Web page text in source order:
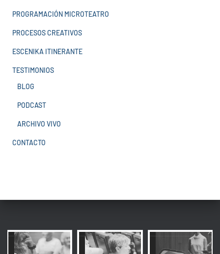
PROGRAMACIÓN MICROTEATRO
PROCESOS CREATIVOS
ESCENIKA ITINERANTE
TESTIMONIOS
BLOG
PODCAST
ARCHIVO VIVO
CONTACTO